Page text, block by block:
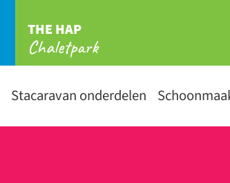
THE HAP
Chaletpark
Stacaravan onderdelen